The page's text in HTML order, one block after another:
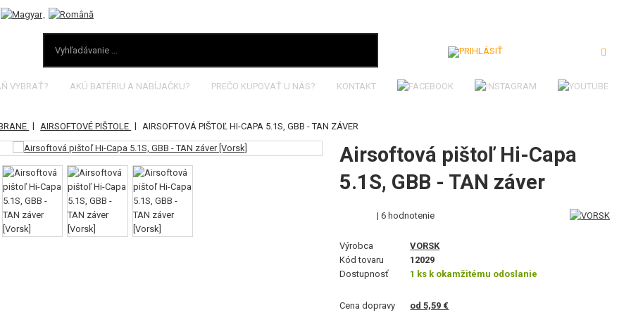
VYBRAŤ? AKÚ BATÉRIU A NABÍJAČKU? PREČO KUPOVAŤ U NÁS? KONTAKT
| AIRSOFTOVÉ PIŠTOLE | AIRSOFTOVÁ PIŠTOĽ HI-CAPA 5.1S, GBB - TAN ZÁVER
Airsoftová pištoľ Hi-Capa
5.1S, GBB - TAN záver
| 6 hodnotenie
Výrobca
VORSK
Kód tovaru
12029
Dostupnosť
1 ks k okamžitému odoslanie
Cena dopravy od 5,59 €